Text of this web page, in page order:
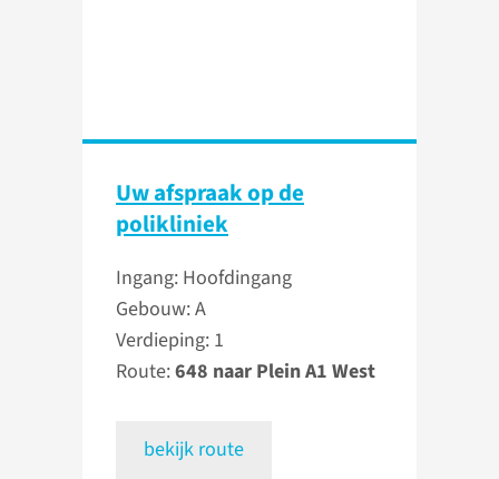
Uw afspraak op de
polikliniek
Ingang: Hoofdingang
Gebouw: A
Verdieping: 1
Route:648 naar Plein A1 West
bekijk route